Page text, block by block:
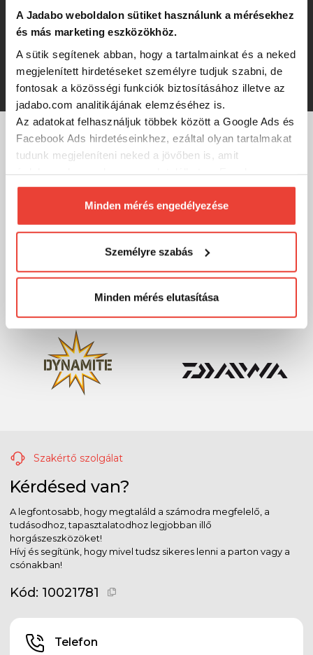
A Jadabo weboldalon sütiket használunk a mérésekhez
és más marketing eszközökhöz.
A sütik segítenek abban, hogy a tartalmainkat és a neked
megjelenített hirdetéseket személyre tudjuk szabni, de
fontosak a közösségi funkciók biztosításához illetve az
jadabo.com analitikájának elemzéséhez is.
Az adatokat felhasználjuk többek között a Google Ads és
Facebook Ads hirdetéseinkhez, ezáltal olyan tartalmakat
tudunk megjeleníteni neked a jövőben is, amit
biztosításához arra kérünk, hogy engedd meg
számunkra minden mérés használatát.
Természetesensoha semmilyen formában nem fogunk
megváltoztathatod a döntésed ezzel kapcsolatban.
Előre is köszönjük!
Minden mérés engedélyezése
Személyre szabás
Minden mérés elutasítása
Berkley Berkley Pulse Hardbait Pack
Perch műcsali szett
12 000 Ft
MÁRKÁINK
Szakértő szolgálat
Kérdésed van?
A legfontosabb, hogy megtaláld a számodra megfelelő, a
tudásodhoz, tapasztalatodhoz legjobban illő
horgászeszközöket!
Hívj és segítünk, hogy mivel tudsz sikeres lenni a parton vagy a
csónakban!
Kód: 10021781
Telefon